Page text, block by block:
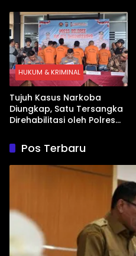
HUKUM & KRIMINAL
Tujuh Kasus Narkoba
Diungkap, Satu Tersangka
Direhabilitasi oleh Polres
Pos Terbaru